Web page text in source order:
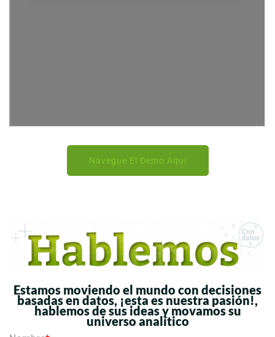
Navegue El Demo Aquí
Estamos moviendo el mundo con decisiones
basadas en datos, ¡esta es nuestra pasión!,
hablemos de sus ideas y movamos su
universo analítico